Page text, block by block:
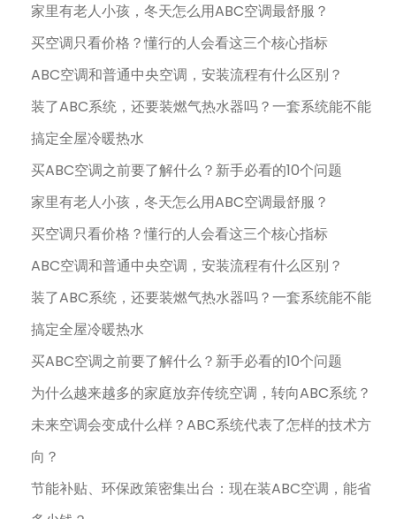
家里有老人小孩，冬天怎么用ABC空调最舒服？
买空调只看价格？懂行的人会看这三个核心指标
ABC空调和普通中央空调，安装流程有什么区别？
装了ABC系统，还要装燃气热水器吗？一套系统能不能
搞定全屋冷暖热水
买ABC空调之前要了解什么？新手必看的10个问题
家里有老人小孩，冬天怎么用ABC空调最舒服？
买空调只看价格？懂行的人会看这三个核心指标
ABC空调和普通中央空调，安装流程有什么区别？
装了ABC系统，还要装燃气热水器吗？一套系统能不能
搞定全屋冷暖热水
买ABC空调之前要了解什么？新手必看的10个问题
为什么越来越多的家庭放弃传统空调，转向ABC系统？
未来空调会变成什么样？ABC系统代表了怎样的技术方
向？
节能补贴、环保政策密集出台：现在装ABC空调，能省